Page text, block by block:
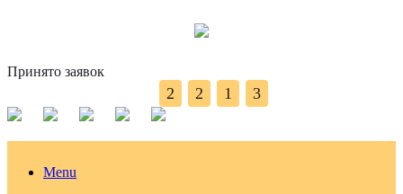
Принято заявок
2 2 1 3
Menu